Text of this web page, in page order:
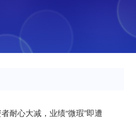
耐心大减，业绩“微瑕”即遭